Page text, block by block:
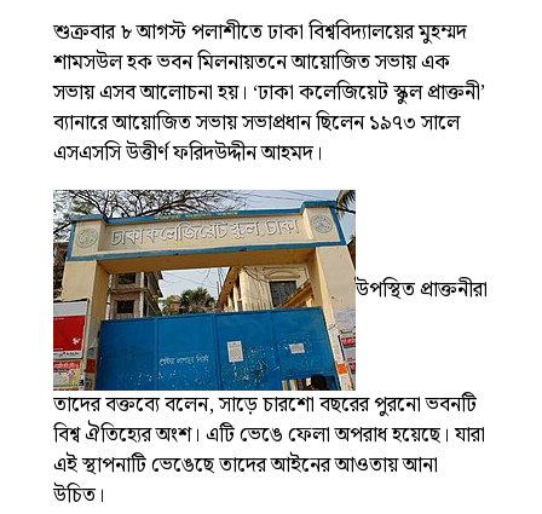
শুক্রবার ৮ আগস্ট পলাশীতে ঢাকা বিশ্ববিদ্যালয়ের মুহম্মদ
শামসউল হক ভবন মিলনায়তনে আয়োজিত সভায় এক
সভায় এসব আলোচনা হয়। ‘ঢাকা কলেজিয়েট স্কুল প্রাক্তনী’
ব্যানারে আয়োজিত সভায় সভাপ্রধান ছিলেন ১৯৭৩ সালে
এসএসসি উত্তীর্ণ ফরিদউদ্দীন আহমদ।
উপস্থিত প্রাক্তনীরা
তাদের বক্তব্যে বলেন, সাড়ে চারশো বছরের পুরনো ভবনটি
বিশ্ব ঐতিহ্যের অংশ। এটি ভেঙে ফেলা অপরাধ হয়েছে। যারা
এই স্থাপনাটি ভেঙেছে তাদের আইনের আওতায় আনা
উচিত।